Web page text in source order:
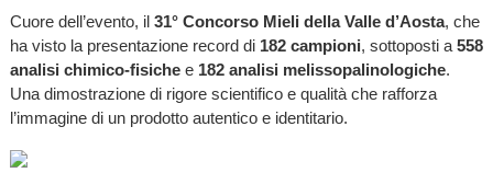
Cuore dell’evento, il 31° Concorso Mieli della Valle d’Aosta, che
ha visto la presentazione record di 182 campioni, sottoposti a 558
analisi chimico-fisichee 182 analisi melissopalinologiche.
Una dimostrazione di rigore scientifico e qualità che rafforza
l’immagine di un prodotto autentico e identitario.